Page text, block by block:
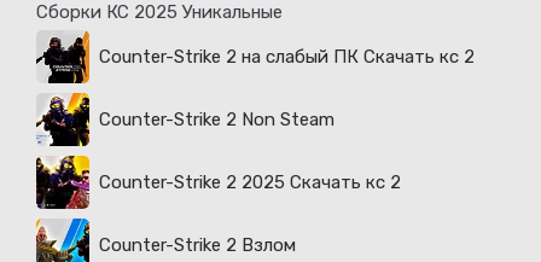
Сборки КС 2025 Уникальные
Counter-Strike 2 на слабый ПК Скачать кс 2
Counter-Strike 2 Non Steam
Counter-Strike 2 2025 Скачать кс 2
Counter-Strike 2 Взлом